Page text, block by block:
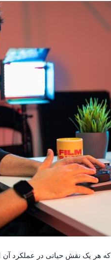
یک نقش حیاتی در عملکرد آن